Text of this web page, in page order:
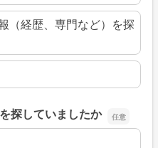
（経歴、専門など）を探
探していましたか
探していましたか